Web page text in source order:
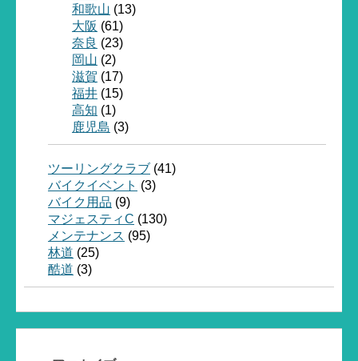
和歌山 (13)
大阪 (61)
奈良 (23)
岡山 (2)
滋賀 (17)
福井 (15)
高知 (1)
鹿児島 (3)
ツーリングクラブ (41)
バイクイベント (3)
バイク用品 (9)
マジェスティC (130)
メンテナンス (95)
林道 (25)
酷道 (3)